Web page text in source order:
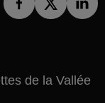
de la Vallée